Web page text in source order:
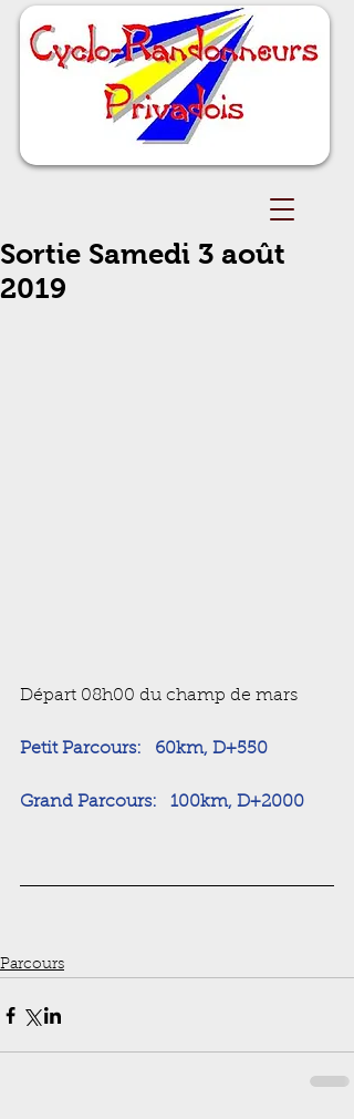
Sortie Samedi 3 août
2019
Départ 08h00 du champ de mars
Petit Parcours:   60km, D+550
Grand Parcours:   100km, D+2000
Parcours